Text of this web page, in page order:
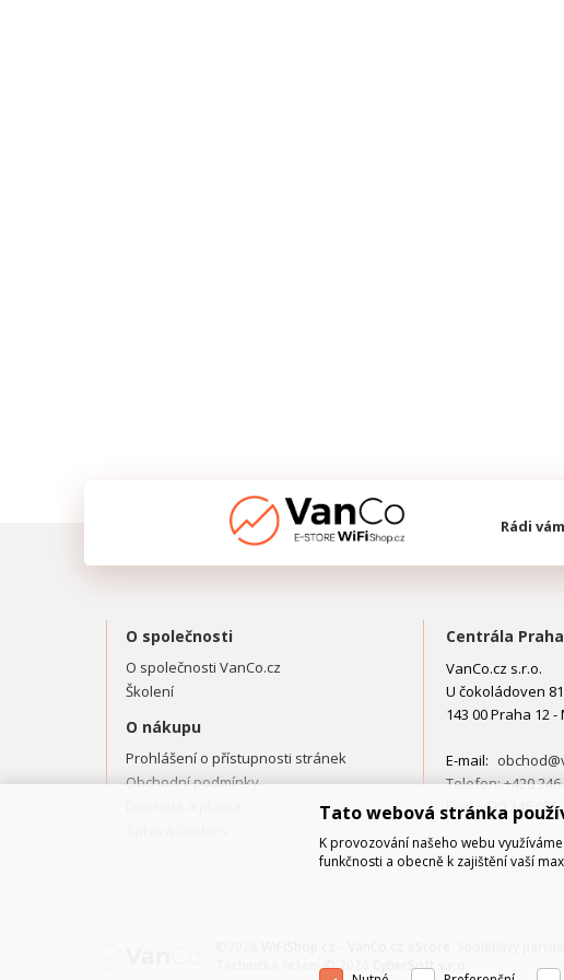
Rádi
O společnosti
O společnosti VanCo.cz
Školení
O nákupu
Prohlášení o přístupnosti stránek
Obchodní podmínky
Centrála Praha
VanCo.cz s.r.o.
U čokoládoven
143 00 Praha 12
E-mail:
Telefon: +420 246
Fax: +420 246 035
Technické řešení © 2026
CyberSoft s.r.o.
Tato webová stránka
K provozování našeho webu
funkčnosti a obecně k zajištění vaší